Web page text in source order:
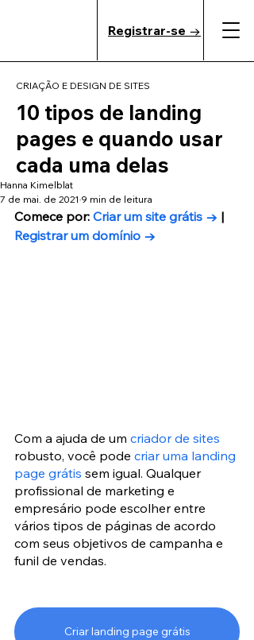
Registrar-se →
CRIAÇÃO E DESIGN DE SITES
10 tipos de landing
pages e quando usar
cada uma delas
Hanna Kimelblat
7 de mai. de 2021 9 min de leitura
Comece por: Criar um site grátis → |
Registrar um domínio →
Com a ajuda de um criador de sites
robusto, você pode criar uma landing
page grátis sem igual. Qualquer
profissional de marketing e
empresário pode escolher entre
vários tipos de páginas de acordo
com seus objetivos de campanha e
funil de vendas.
Criar landing page grátis